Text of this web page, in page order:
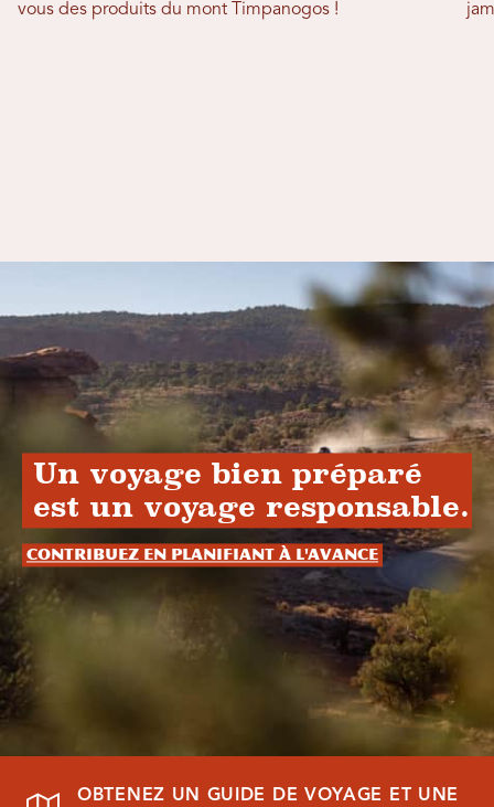
vous des produits du mont Timpanogos !
Un voyage bien préparé
est un voyage responsable.
Contribuez en planifiant à l'avance
OBTENEZ UN GUIDE DE VOYAGE ET UNE